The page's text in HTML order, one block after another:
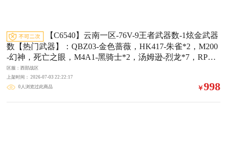
数【热门武器】：QBZ03-金色蔷薇，HK417-朱雀*2，M200
-幻神，死亡之眼，M4A1-黑骑士*2，汤姆逊-烈龙*7，RPK-
盘龙*2，加特林-炼狱，斯泰尔-蝴蝶，COP-白鲨，沙鹰-修罗
*5【王者炫金武器】：超新星-悦享，王者之武，王者之光，
烈龙-悦心，炫金骑士【音效卡】：AK47-火麒麟音效卡，Ba
区服：西部战区
上架时间： 2026-07-03 22:22:17
0人浏览过此商品
￥998